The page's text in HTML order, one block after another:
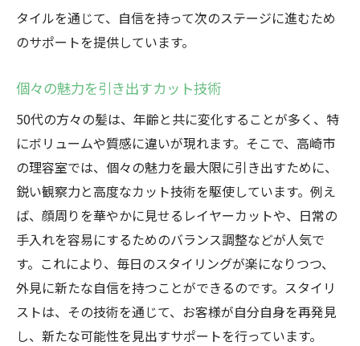
タイルを通じて、自信を持って次のステージに進むため
のサポートを提供しています。
個々の魅力を引き出すカット技術
50代の方々の髪は、年齢と共に変化することが多く、特
にボリュームや質感に違いが現れます。そこで、高崎市
の理容室では、個々の魅力を最大限に引き出すために、
鋭い観察力と高度なカット技術を駆使しています。例え
ば、顔周りを華やかに見せるレイヤーカットや、日常の
手入れを容易にするためのバランス調整などが人気で
す。これにより、毎日のスタイリングが楽になりつつ、
外見に新たな自信を持つことができるのです。スタイリ
ストは、その技術を通じて、お客様が自分自身を再発見
し、新たな可能性を見出すサポートを行っています。